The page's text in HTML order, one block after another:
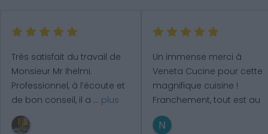
Très satisfait du travail de
Monsieur Mr Ihelmi.
Professionnel, à l’écoute et
de bon conseil, il a ... plus
Un immense merci à
Veneta Cucine pour cette
magnifique cuisine !
Franchement, tout est au
top du dé